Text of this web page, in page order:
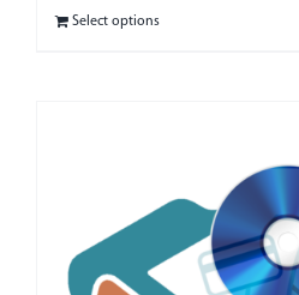
Select options